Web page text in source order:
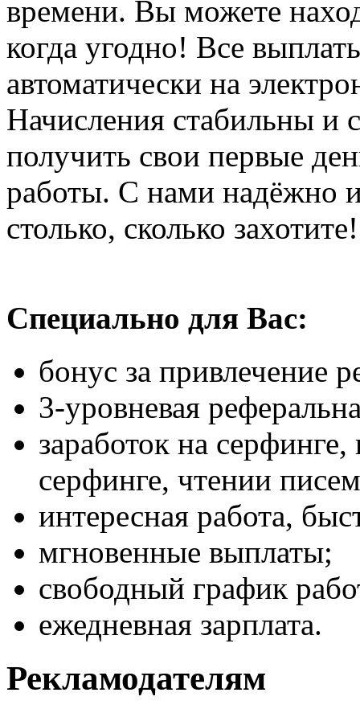
времени. Вы можете
когда угодно! Все
автоматически на
Начисления стабильны и
получить свои первые
работы. С нами надёжно
столько, сколько захотите!
Специально для Вас:
бонус за привлечение
3-уровневая
заработок на
серфинге, чтении
интересная работа,
мгновенные выплаты;
свободный график
ежедневная зарплата.
Рекламодателям